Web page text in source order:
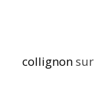
collignonsur